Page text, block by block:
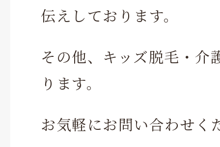
伝えしております。
その他、キッズ脱毛・介
ります。
お気軽にお問い合わせく